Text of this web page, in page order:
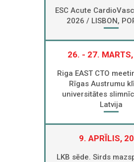
ESC Acute
2026 / LISBON,
26. - 27.
Riga EAST CTO
Rīgas Austrumu
universitātes
Latvija
9. APRĪLIS,
LKB sēde. Sirds